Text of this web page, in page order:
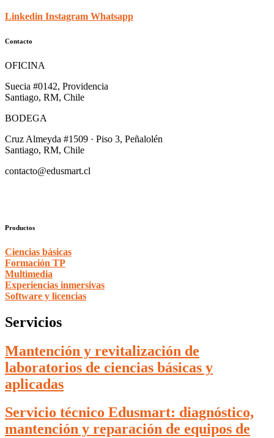
Linkedin Instagram Whatsapp
Contacto
OFICINA
Suecia #0142, Providencia
Santiago, RM, Chile
BODEGA
Cruz Almeyda #1509 · Piso 3, Peñalolén
Santiago, RM, Chile
contacto@edusmart.cl
Productos
Ciencias básicas
Formación TP
Multimedia
Experiencias inmersivas
Software y licencias
Servicios
Mantención y revitalización de
laboratorios de ciencias básicas y
aplicadas
Servicio técnico Edusmart: diagnóstico,
mantención y reparación de equipos de